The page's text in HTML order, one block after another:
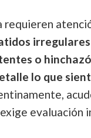
o
lo que
evaluación